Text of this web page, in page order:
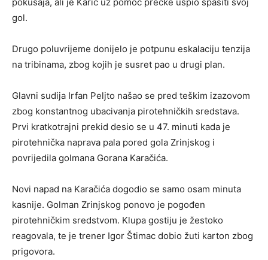
gol.
Drugo poluvrijeme donijelo je potpunu eskalaciju tenzija
na tribinama, zbog kojih je susret pao u drugi plan.
Glavni sudija Irfan Peljto našao se pred teškim izazovom
zbog konstantnog ubacivanja pirotehničkih sredstava.
Prvi kratkotrajni prekid desio se u 47. minuti kada je
pirotehnička naprava pala pored gola Zrinjskog i
povrijedila golmana Gorana Karačića.
Novi napad na Karačića dogodio se samo osam minuta
kasnije. Golman Zrinjskog ponovo je pogođen
pirotehničkim sredstvom. Klupa gostiju je žestoko
reagovala, te je trener Igor Štimac dobio žuti karton zbog
prigovora.